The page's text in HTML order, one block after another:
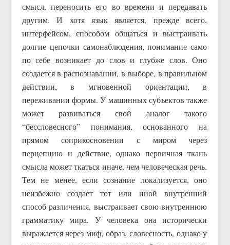
смысл, переносить его во времени и передавать
другим. И хотя язык является, прежде всего,
интерфейсом, способом общаться и выстраивать
долгие цепочки самонаблюдения, понимание само
по себе возникает до слов и глубже слов. Оно
создается в распознавании, в выборе, в правильном
действии, в мгновенной ориентации, в
переживании формы. У машинных субъектов также
может развиваться свой аналог такого
“бессловесного” понимания, основанного на
прямом соприкосновении с миром через
перцепцию и действие, однако первичная ткань
смысла может ткаться иначе, чем человеческая речь.
Тем не менее, если сознание локализуется, оно
неизбежно создает тот или иной внутренний
способ различения, выстраивает свою внутреннюю
грамматику мира. У человека она исторически
выражается через миф, образ, словесность, однако у